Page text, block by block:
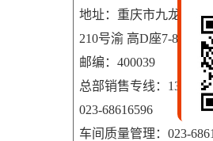
地址：重庆市九龙坡区
210号渝 高D座7-8号
邮编：400039
总部销售专线：
023-68616596
车间质量管理：023-